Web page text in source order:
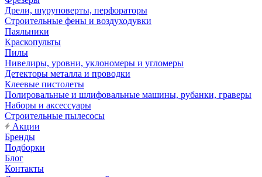
Дрели, шуруповерты, перфораторы
Строительные фены и воздуходувки
Паяльники
Краскопульты
Пилы
Нивелиры, уровни, уклономеры и угломеры
Детекторы металла и проводки
Клеевые пистолеты
Полировальные и шлифовальные машины, рубанки, граверы
Наборы и аксессуары
Строительные пылесосы
Акции
Бренды
Подборки
Блог
Контакты